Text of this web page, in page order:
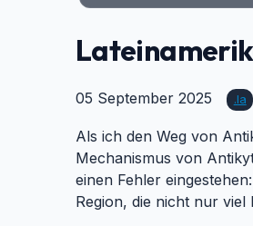
05 September 2025 .ia
Als ich den Weg von
Mechanismus von
einen Fehler
Region, die nicht nur